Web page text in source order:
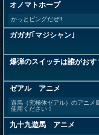
オノマトホープ
かっとビングだぜ‼︎
ガガガ｢マジシャン｣
爆弾のスイッチは誰がおす
ゼアル アニメ
遊馬（究極体ゼアル）のアニメ
使用ください！
九十九遊馬 アニメ